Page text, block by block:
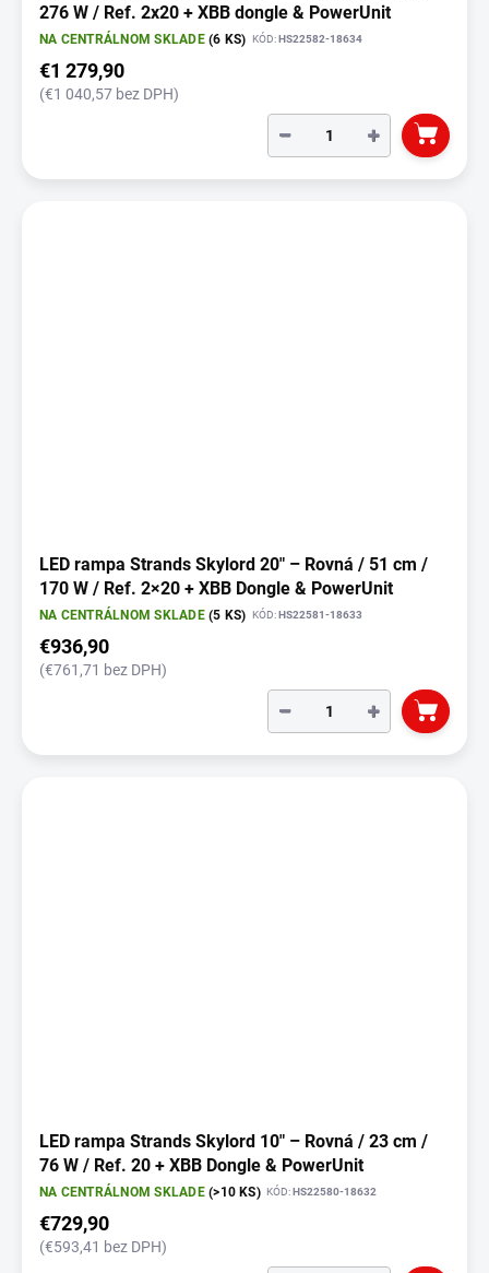
276 W / Ref. 2x20 + XBB dongle & PowerUnit
NA CENTRÁLNOM SKLADE(6 KS) KÓD:HS22582-18634
€1 279,90
(€1 040,57 bez DPH)
+
−
LED rampa Strands Skylord 20" – Rovná / 51 cm /
170 W / Ref. 2×20 + XBB Dongle & PowerUnit
NA CENTRÁLNOM SKLADE(5 KS) KÓD:HS22581-18633
€936,90
(€761,71 bez DPH)
+
−
LED rampa Strands Skylord 10" – Rovná / 23 cm /
76 W / Ref. 20 + XBB Dongle & PowerUnit
NA CENTRÁLNOM SKLADE(>10 KS) KÓD:HS22580-18632
€729,90
(€593,41 bez DPH)